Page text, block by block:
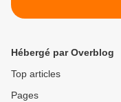
Hébergé par Overblog
Top articles
Pages